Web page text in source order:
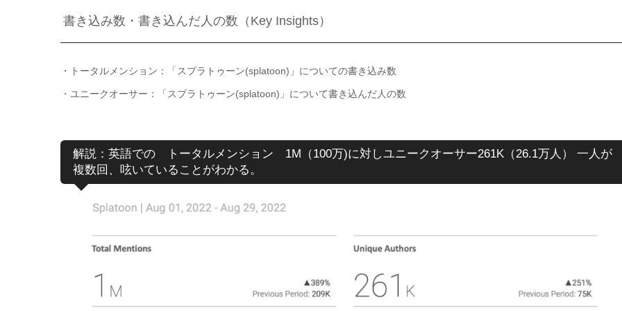
書き込み数・書き込んだ人の数（Key Insights）
・トータルメンション：「スプラトゥーン(splatoon)」についての書き込み数
・ユニークオーサー：「スプラトゥーン(splatoon)」について書き込んだ人の数
解説：英語での トータルメンション 1M（100万)に対しユニークオーサー261K（26.1万人） 一人が
複数回、呟いていることがわかる。